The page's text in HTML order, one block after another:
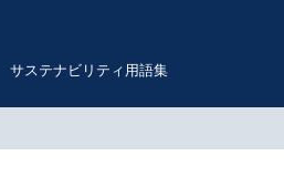
サステナビリティ用語集